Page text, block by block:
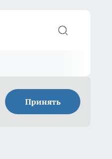
Принять